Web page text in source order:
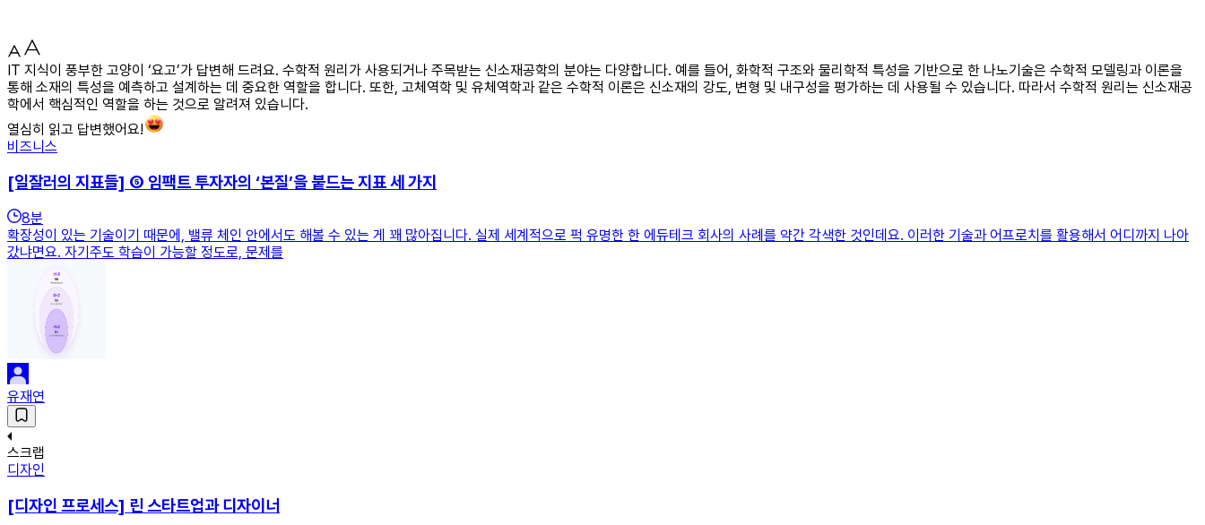
IT 지식이 풍부한 고양이 ‘요고’가 답변해 드려요. 수학적 원리가 사용되거나 주목받는 신소재공학의 분야는 다양합니다. 예를 들어, 화학적 구조와 물리학적 특성을 기반으로 한 나노기술은 수학적 모델링과 이론을
통해 소재의 특성을 예측하고 설계하는 데 중요한 역할을 합니다. 또한, 고체역학 및 유체역학과 같은 수학적 이론은 신소재의 강도, 변형 및 내구성을 평가하는 데 사용될 수 있습니다. 따라서 수학적 원리는 신소재공
학에서 핵심적인 역할을 하는 것으로 알려져 있습니다.
열심히 읽고 답변했어요!
비즈니스
[일잘러의 지표들] ⑤ 임팩트 투자자의 ‘본질’을 붙드는 지표 세 가지
8분
확장성이 있는 기술이기 때문에, 밸류 체인 안에서도 해볼 수 있는 게 꽤 많아집니다. 실제 세계적으로 퍽 유명한 한 에듀테크 회사의 사례를 약간 각색한 것인데요. 이러한 기술과 어프로치를 활용해서 어디까지 나아
갔냐면요. 자기주도 학습이 가능할 정도로, 문제를
유재연
스크랩
디자인
[디자인 프로세스] 린 스타트업과 디자이너